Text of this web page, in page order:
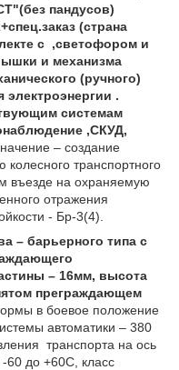
пандусов)
(страна
с ,светофором и
и механизма
(ручного)
электроэнергии .
системам
,СКУД,
– создание
транспортного
въезде на охраняемую
отражения
- Бр-3(4).
– барьерного типа с
– 16мм, высота
преграждающем
в боевое положение
автоматики – 380
транспорта на ось
до +60С, класс